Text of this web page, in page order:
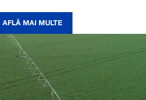
AFLĂ MAI MULTE